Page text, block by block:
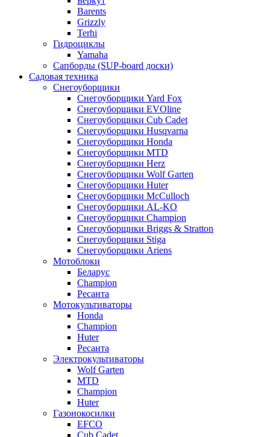
Barents
Grizzly
Terhi
Гидроциклы
Yamaha
Сапборды (SUP-board доски)
Садовая техника
Снегоуборщики
Снегоуборщики Yard Fox
Снегоуборщики EVOline
Снегоуборщики Cub Cadet
Снегоуборщики Husqvarna
Снегоуборщики Honda
Снегоуборщики MTD
Снегоуборщики Herz
Снегоуборщики Wolf Garten
Снегоуборщики Huter
Снегоуборщики McCulloch
Снегоуборщики AL-KO
Снегоуборщики Champion
Снегоуборщики Briggs & Stratton
Снегоуборщики Stiga
Снегоуборщики Ariens
Мотоблоки
Беларус
Champion
Ресанта
Мотокультиваторы
Honda
Champion
Huter
Ресанта
Электрокультиваторы
Wolf Garten
MTD
Champion
Huter
Газонокосилки
EFCO
Cub Cadet